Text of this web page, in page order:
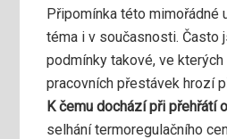
Připomínka této mimořádné
téma i v současnosti. Často
podmínky takové, ve
pracovních přestávek hrozí
K čemu dochází při přehřátí
selhání termoregulačního